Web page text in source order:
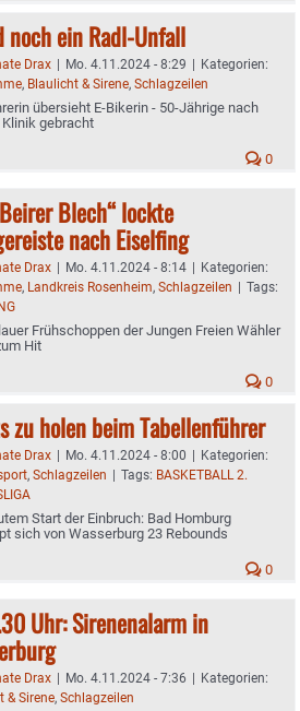
noch ein Radl-Unfall
Drax | Mo. 4.11.2024 - 8:29 | Kategorien:
, Blaulicht & Sirene, Schlagzeilen
übersieht E-Bikerin - 50-Jährige nach
Klinik gebracht
0
Blech“ lockte
nach Eiselfing
Drax | Mo. 4.11.2024 - 8:14 | Kategorien:
, Landkreis Rosenheim, Schlagzeilen | Tags:
Frühschoppen der Jungen Freien Wähler
Hit
0
zu holen beim Tabellenführer
Drax | Mo. 4.11.2024 - 8:00 | Kategorien:
, Schlagzeilen | Tags: BASKETBALL 2.
Start der Einbruch: Bad Homburg
sich von Wasserburg 23 Rebounds
0
Uhr: Sirenenalarm in
Drax | Mo. 4.11.2024 - 7:36 | Kategorien:
& Sirene, Schlagzeilen